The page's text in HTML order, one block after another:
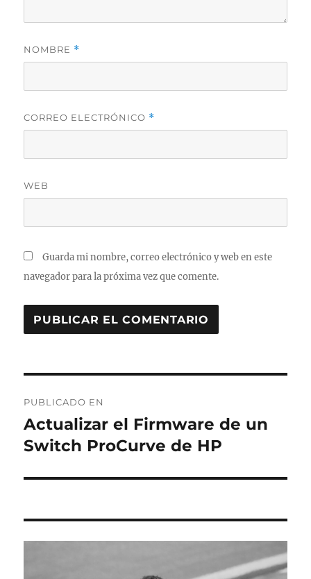
NOMBRE *
CORREO ELECTRÓNICO *
WEB
Guarda mi nombre, correo electrónico y web en este
navegador para la próxima vez que comente.
de
entradas
PUBLICADO EN
Actualizar el Firmware de un
Switch ProCurve de HP